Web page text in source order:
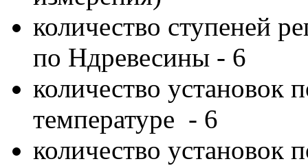
количество ступеней
по Ндревесины - 6
количество установок
температуре - 6
количество установок